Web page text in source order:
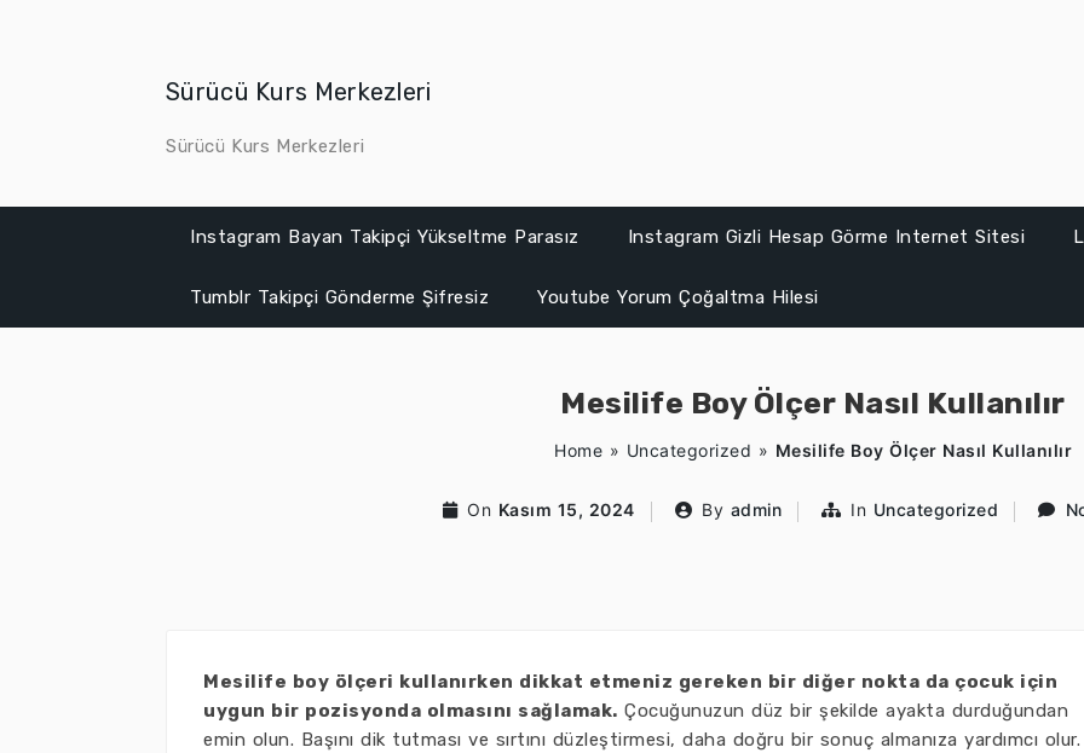
Sürücü Kurs Merkezleri
Sürücü Kurs Merkezleri
Instagram Bayan Takipçi Yükseltme Parasız Instagram Gizli Hesap Görme Internet Sitesi
Tumblr Takipçi Gönderme Şifresiz Youtube Yorum Çoğaltma Hilesi
Mesilife Boy Ölçer Nasıl Kullanılır
Home » Uncategorized » Mesilife Boy Ölçer Nasıl Kullanılır
On Kasım 15, 2024 By admin In Uncategorized
Mesilife boy ölçeri kullanırken dikkat etmeniz gereken bir diğer nokta da çocuk için
uygun bir pozisyonda olmasını sağlamak. Çocuğunuzun düz bir şekilde ayakta durduğundan
emin olun. Başını dik tutması ve sırtını düzleştirmesi, daha doğru bir sonuç almanıza yardımcı olur.